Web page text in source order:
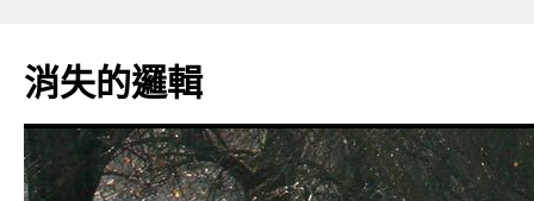
主
要
消失的邏輯